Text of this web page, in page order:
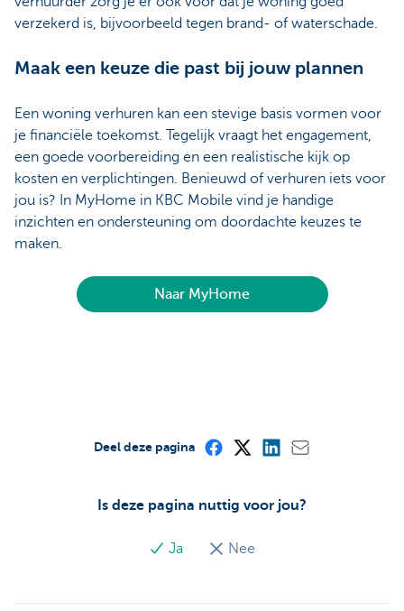
verzekerd is, bijvoorbeeld tegen brand- of waterschade.
Maak een keuze die past bij jouw plannen
Een woning verhuren kan een stevige basis vormen voor
je financiële toekomst. Tegelijk vraagt het engagement,
een goede voorbereiding en een realistische kijk op
kosten en verplichtingen. Benieuwd of verhuren iets voor
jou is? In MyHome in KBC Mobile vind je handige
inzichten en ondersteuning om doordachte keuzes te
maken.
Naar MyHome
Is deze pagina nuttig voor jou?
Ja Nee
Deel deze pagina